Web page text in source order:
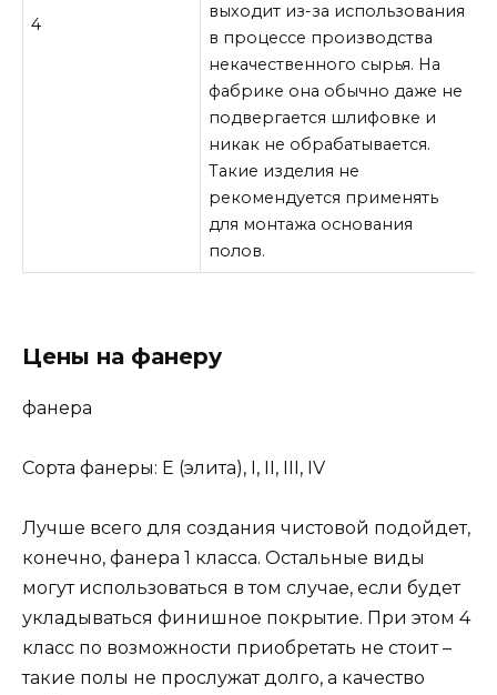
4
выходит из-за использования
в процессе производства
некачественного сырья. На
фабрике она обычно даже не
подвергается шлифовке и
никак не обрабатывается.
Такие изделия не
рекомендуется применять
для монтажа основания
полов.
Цены на фанеру
фанера
Сорта фанеры: Е (элита), I, II, III, IV
Лучше всего для создания чистовой подойдет,
конечно, фанера 1 класса. Остальные виды
могут использоваться в том случае, если будет
укладываться финишное покрытие. При этом 4
класс по возможности приобретать не стоит –
такие полы не прослужат долго, а качество